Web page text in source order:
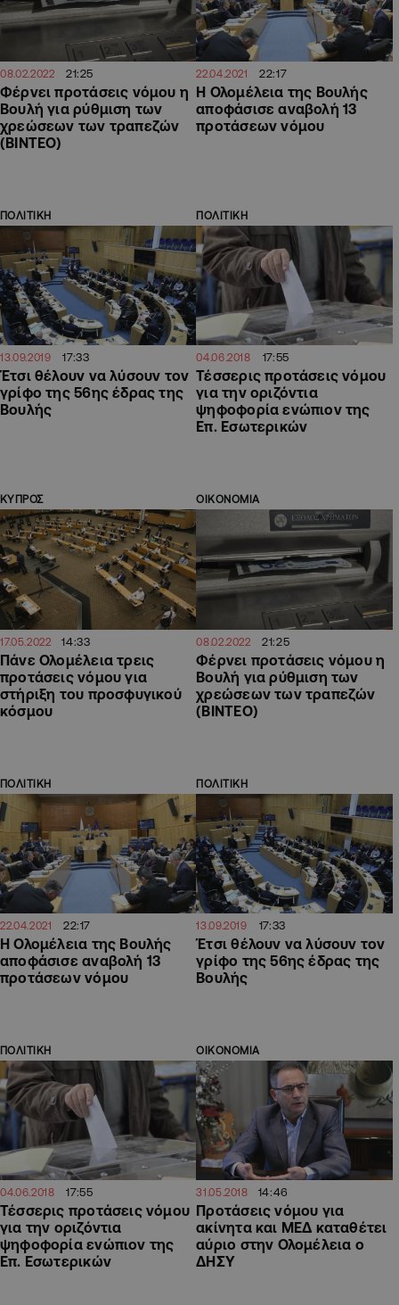
08.02.2022 21:25
Φέρνει προτάσεις νόμου η
Βουλή για ρύθμιση των
χρεώσεων των τραπεζών
(ΒΙΝΤΕΟ)
22.04.2021 22:17
Η Ολομέλεια της Βουλής
αποφάσισε αναβολή 13
προτάσεων νόμου
ΠΟΛΙΤΙΚΗ
13.09.2019 17:33
Έτσι θέλουν να λύσουν τον
γρίφο της 56ης έδρας της
Βουλής
ΠΟΛΙΤΙΚΗ
04.06.2018 17:55
Τέσσερις προτάσεις νόμου
για την οριζόντια
ψηφοφορία ενώπιον της
Επ. Εσωτερικών
ΚΥΠΡΟΣ
17.05.2022 14:33
Πάνε Ολομέλεια τρεις
προτάσεις νόμου για
στήριξη του προσφυγικού
κόσμου
ΟΙΚΟΝΟΜΙΑ
08.02.2022 21:25
Φέρνει προτάσεις νόμου η
Βουλή για ρύθμιση των
χρεώσεων των τραπεζών
(ΒΙΝΤΕΟ)
ΠΟΛΙΤΙΚΗ
22.04.2021 22:17
Η Ολομέλεια της Βουλής
αποφάσισε αναβολή 13
προτάσεων νόμου
ΠΟΛΙΤΙΚΗ
13.09.2019 17:33
Έτσι θέλουν να λύσουν τον
γρίφο της 56ης έδρας της
Βουλής
ΠΟΛΙΤΙΚΗ
04.06.2018 17:55
Τέσσερις προτάσεις νόμου
για την οριζόντια
ψηφοφορία ενώπιον της
Επ. Εσωτερικών
ΟΙΚΟΝΟΜΙΑ
31.05.2018 14:46
Προτάσεις νόμου για
ακίνητα και ΜΕΔ καταθέτει
αύριο στην Ολομέλεια ο
ΔΗΣΥ